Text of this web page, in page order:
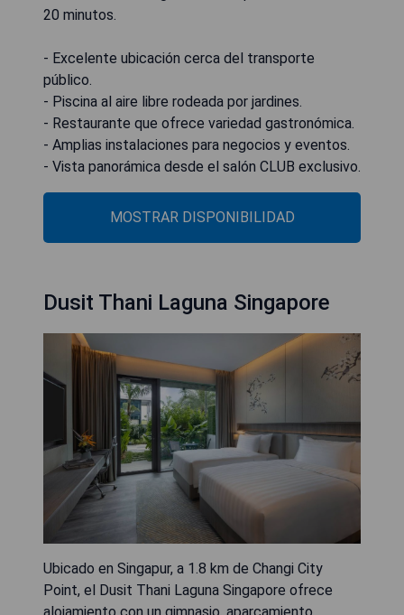
20 minutos.
- Excelente ubicación cerca del transporte
público.
- Piscina al aire libre rodeada por jardines.
- Restaurante que ofrece variedad gastronómica.
- Amplias instalaciones para negocios y eventos.
- Vista panorámica desde el salón CLUB exclusivo.
MOSTRAR DISPONIBILIDAD
Dusit Thani Laguna Singapore
Ubicado en Singapur, a 1.8 km de Changi City
Point, el Dusit Thani Laguna Singapore ofrece